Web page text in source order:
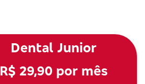
Dental Junior
R$ 29,90 por mês